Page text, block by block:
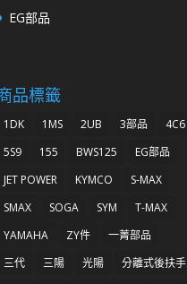
EG部品
品標籤
1DK 1MS 2UB 3部品
4C6
5S9
155 BWS125
EG部品
JET POWER
KYMCO
S-MAX
SMAX
SOGA SYM
T-MAX
YAMAHA
ZY件
一菁部品
三代
三陽 光陽
分離式後扶手